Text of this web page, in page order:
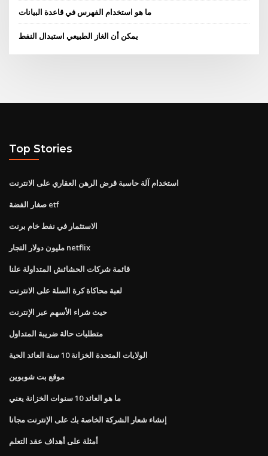
ما هو استخدام الفهرس في قاعدة البيانات
يمكن أن الغاز الطبيعي استبدال النفط
Top Stories
استخدام آلة حاسبة قرض الرهن العقاري على الانترنت
صغار الفضة etf
الاستثمار في نفط خام برنت
مليون دولار التجار netflix
قائمة شركات الحشائش المتداولة علنا
لعبة محاكاة كرة السلة على الانترنت
حيث شراء الأسهم عبر الإنترنت
متطلبات حالة ضريبة المتداول
الولايات المتحدة الخزانة 10 سنة العائد الحية
موقع بت شوبوين
ما هو العائد 10 سنوات الخزانة يعني
إنشاء شعار الشركة الخاصة بك على الإنترنت مجانا
أمثلة على أهداف عقد التعلم